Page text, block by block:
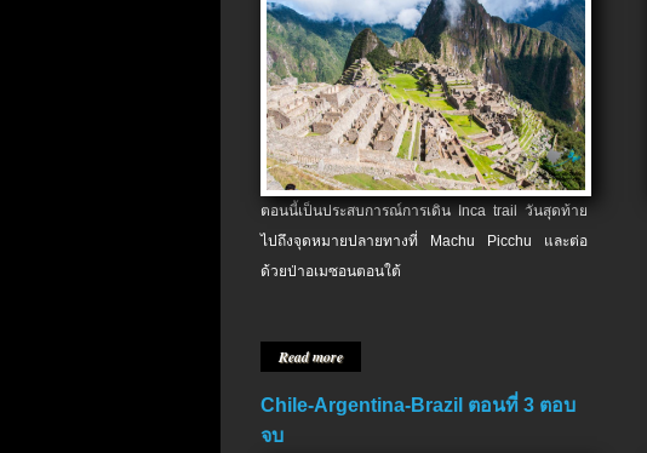
ตอนนี้เป็นประสบการณ์การเดิน Inca trail วันสุดท้าย
ไปถึงจุดหมายปลายทางที่ Machu Picchu และต่อ
ด้วยป่าอเมซอนตอนใต้
Read more
Chile-Argentina-Brazil ตอนที่ 3 ตอบ
จบ